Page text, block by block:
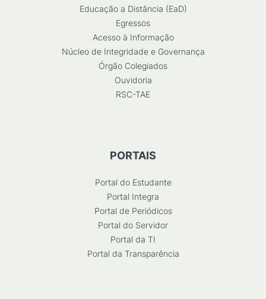
Educação a Distância (EaD)
Egressos
Acesso à Informação
Núcleo de Integridade e Governança
Órgão Colegiados
Ouvidoria
RSC-TAE
PORTAIS
Portal do Estudante
Portal Integra
Portal de Periódicos
Portal do Servidor
Portal da TI
Portal da Transparência